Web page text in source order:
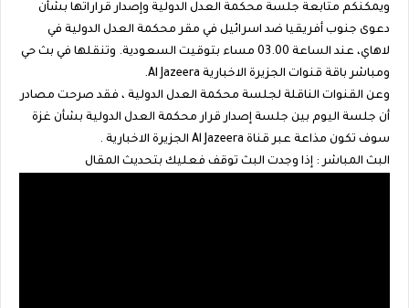
ويمكنكم متابعة جلسة محكمة العدل الدولية وإصدار قراراتها بشأن
دعوى جنوب أفريقيا ضد اسرائيل في مقر محكمة العدل الدولية في
لاهاي، عند الساعة 03.00 مساء بتوقيت السعودية. وتنقلها في بث حي
ومباشر باقة قنوات الجزيرة الاخبارية Al Jazeera.
وعن القنوات الناقلة لجلسة محكمة العدل الدولية ، فقد صرحت مصادر
أن جلسة اليوم بين جلسة إصدار قرار محكمة العدل الدولية بشأن غزة
سوف تكون مذاعة عبر قناة Al Jazeera الجزيرة الاخبارية .
البث المباشر : إذا وجدت البث توقف فعليك بتحديث المقال